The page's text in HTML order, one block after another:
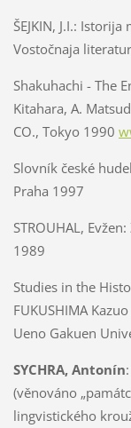
ŠEJKIN, J.I.: Istorija
Vostočnaja
Shakuhachi - The
Kitahara, A.
CO., Tokyo 1990
Slovník české
Praha 1997
STROUHAL, Evžen:
1989
Studies in the
FUKUSHIMA
Ueno Gakuen
SYCHRA, Antonín:
(věnováno
lingvistického